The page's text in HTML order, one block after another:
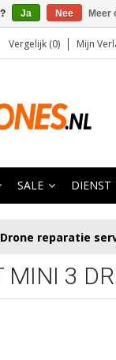
Vergelijk (0) Mijn
SALE DIENST
Drone reparatie
MINI 3
Ja Nee Meer